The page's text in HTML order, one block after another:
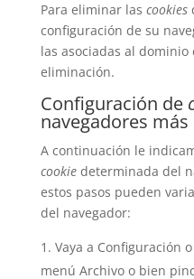
Para eliminar las cookies
configuración de su
las asociadas al
eliminación.
Configuración de
navegadores
A continuación le
cookiedeterminada del
estos pasos pueden
del navegador:
Vaya a Configuración
menú Archivo o bien